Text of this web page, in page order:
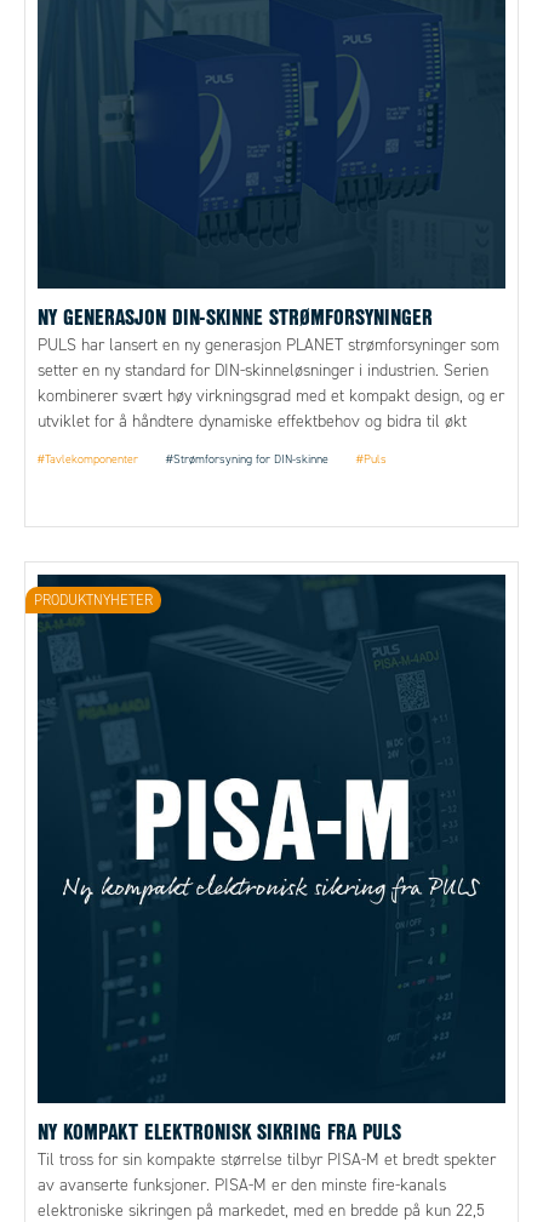
NY GENERASJON DIN-SKINNE STRØMFORSYNINGER
PULS har lansert en ny generasjon PLANET strømforsyninger som
setter en ny standard for DIN-skinneløsninger i industrien. Serien
kombinerer svært høy virkningsgrad med et kompakt design, og er
utviklet for å håndtere dynamiske effektbehov og bidra til økt
#Tavlekomponenter #Strømforsyning for DIN-skinne #Puls
NY KOMPAKT ELEKTRONISK SIKRING FRA PULS
Til tross for sin kompakte størrelse tilbyr PISA-M et bredt spekter
av avanserte funksjoner. PISA-M er den minste fire-kanals
elektroniske sikringen på markedet, med en bredde på kun 22,5
PRODUKTNYHETER